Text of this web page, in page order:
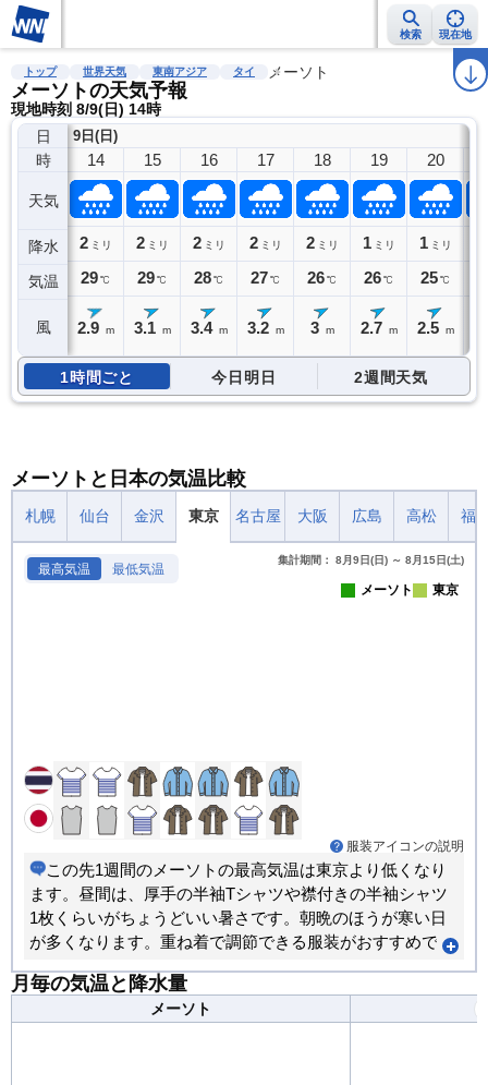
検索 現在地
雨雲レーダー 台風情報 地震情報 警報・注意報 ラ
トップ 世界天気 東南アジア タイ メーソト
メーソトの天気予報
現地時刻 8/9(日) 14時
日
時
天気
降水
気温
風
9日(日)
14
2 ミリ
29℃
2.9 m
15
2 ミリ
29℃
3.1 m
16
2 ミリ
28℃
3.4 m
17
2 ミリ
27℃
3.2 m
18
2 ミリ
26℃
3 m
19
1 ミリ
26℃
2.7 m
20
1 ミリ
25℃
2.5 m
1時間ごと 今日明日 2週間天気
メーソトと日本の気温比較
札幌 仙台 金沢 東京 名古屋 大阪 広島 高松 福
最高気温 最低気温
集計期間： 8月9日(日) ～ 8月15日(土)
メーソト 東京
服装アイコンの説明
この先1週間のメーソトの最高気温は東京より低くなり
ます。昼間は、厚手の半袖Tシャツや襟付きの半袖シャツ
1枚くらいがちょうどいい暑さです。朝晩のほうが寒い日
が多くなります。重ね着で調節できる服装がおすすめで
月毎の気温と降水量
メーソト